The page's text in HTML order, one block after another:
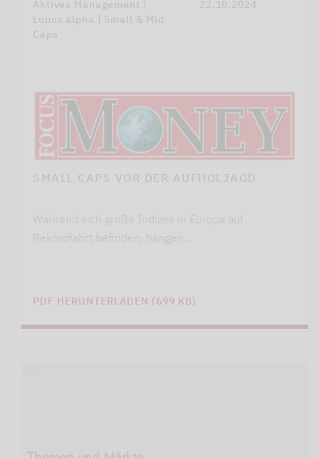
Aktives Management |
Lupus alpha | Small & Mid
Caps
22.10.2024
SMALL CAPS VOR DER AUFHOLJAGD
Während sich große Indizes in Europa auf
Rekordfahrt befinden, hängen…
PDF HERUNTERLADEN (699 KB)